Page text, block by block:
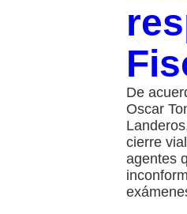
De
Oscar
cierre
agentes